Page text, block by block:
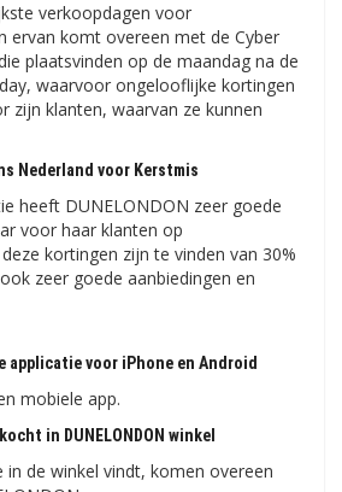
verkoopdagen voor
ervan komt overeen met de Cyber
plaatsvinden op de maandag na de
waarvoor ongelooflijke kortingen
zijn klanten, waarvan ze kunnen
Nederland voor Kerstmis
heeft DUNELONDON zeer goede
voor haar klanten op
kortingen zijn te vinden van 30%
zeer goede aanbiedingen en
applicatie voor iPhone en Android
mobiele app.
in DUNELONDON winkel
in de winkel vindt, komen overeen